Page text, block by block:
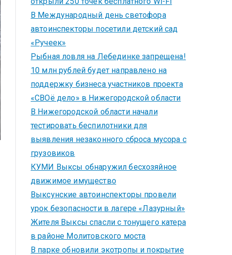
В Международный день светофора
автоинспекторы посетили детский сад
«Ручеек»
Рыбная ловля на Лебединке запрещена!
10 млн рублей будет направлено на
поддержку бизнеса участников проекта
«СВОё дело» в Нижегородской области
В Нижегородской области начали
тестировать беспилотники для
выявления незаконного сброса мусора с
грузовиков
КУМИ Выксы обнаружил бесхозяйное
движимое имущество
Выксунские автоинспекторы провели
урок безопасности в лагере «Лазурный»
Жителя Выксы спасли с тонущего катера
в районе Молитовского моста
В парке обновили экотропы и покрытие